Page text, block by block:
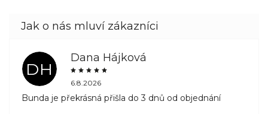
DH
Dana Hájková
6.8.2026
Bunda je překrásná přišla do 3 dnů od objednání